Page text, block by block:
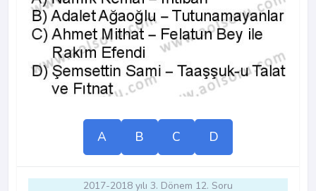
A B C D
2017-2018 yılı 3. Dönem 12. Soru